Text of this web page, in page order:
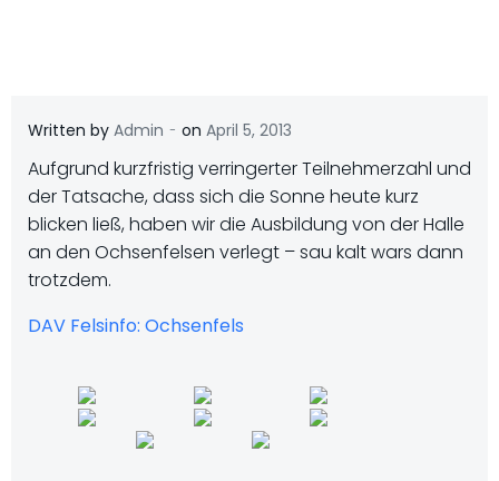
Written by Admin - on April 5, 2013
Aufgrund kurzfristig verringerter Teilnehmerzahl und
der Tatsache, dass sich die Sonne heute kurz
blicken ließ, haben wir die Ausbildung von der Halle
an den Ochsenfelsen verlegt – sau kalt wars dann
trotzdem.
DAV Felsinfo: Ochsenfels